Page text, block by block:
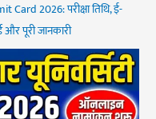
2026: परीक्षा तिथि, ई-
और पूरी जानकारी